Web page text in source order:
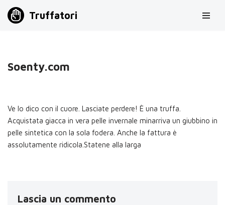
Truffatori
Soenty.com
Ve lo dico con il cuore. Lasciate perdere! È una truffa.
Acquistata giacca in vera pelle invernale minarriva un giubbino in
pelle sintetica con la sola fodera. Anche la fattura è
assolutamente ridicola.Statene alla larga
Lascia un commento